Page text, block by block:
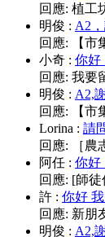
回應: 植工
明俊 : A2，
回應:
【
小奇 : 你好
回應: 我要
明俊 : A2,
回應:
【
Lorina : 請
回應:
［
阿任 : 你好
回應: [師徒
許 : 你好
回應: 新朋
明俊 : A2,